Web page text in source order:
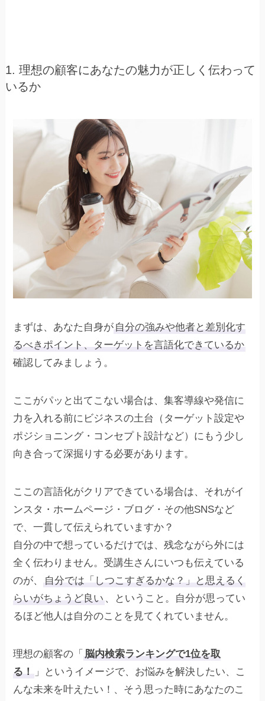
1. 理想の顧客にあなたの魅力が正しく伝わって
いるか
まずは、あなた自身が 自分の強みや他者と差別化す
るべきポイント、ターゲットを言語化できているか
確認してみましょう。
ここがパッと出てこない場合は、集客導線や発信に
力を入れる前にビジネスの土台（ターゲット設定や
ポジショニング・コンセプト設計など）にもう少し
向き合って深掘りする必要があります。
ここの言語化がクリアできている場合は、それがイ
ンスタ・ホームページ・ブログ・その他SNSなど
で、一貫して伝えられていますか？
自分の中で想っているだけでは、残念ながら外には
全く伝わりません。受講生さんにいつも伝えている
のが、
自分では「しつこすぎるかな？」と思えるく
らいがちょうど良い 、ということ。自分が思ってい
るほど他人は自分のことを見てくれていません。
理想の顧客の「 脳内検索ランキングで1位を取
る！
」というイメージで、お悩みを解決したい、こ
んな未来を叶えたい！、そう思った時にあなたのこ